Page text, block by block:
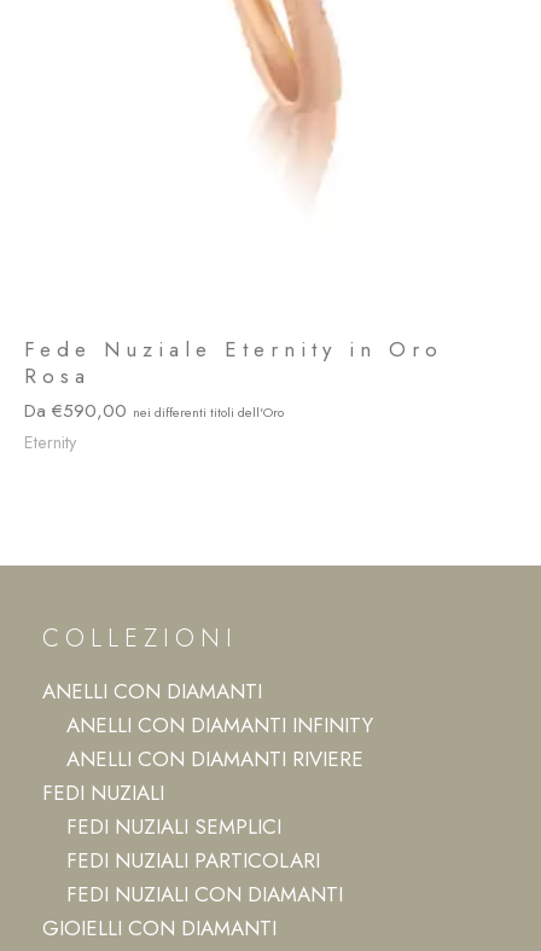
Fede Nuziale Eternity in Oro
Rosa
590,00
Eternity
COLLEZIONI
ANELLI CON DIAMANTI
ANELLI CON DIAMANTI INFINITY
ANELLI CON DIAMANTI RIVIERE
FEDI NUZIALI
FEDI NUZIALI SEMPLICI
FEDI NUZIALI PARTICOLARI
FEDI NUZIALI CON DIAMANTI
GIOIELLI CON DIAMANTI